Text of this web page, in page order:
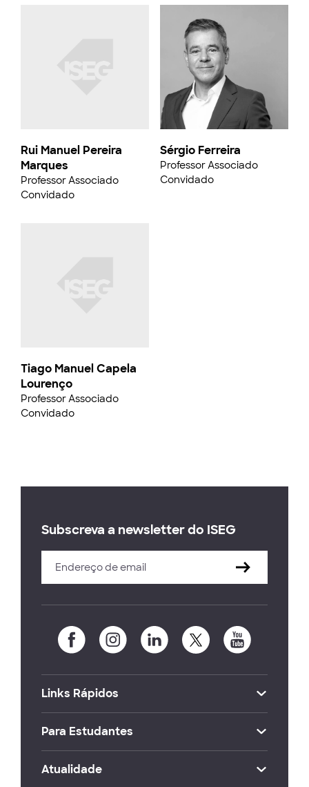
Rui Manuel Pereira
Marques
Professor Associado
Convidado
Tiago Manuel Capela
Lourenço
Professor Associado
Convidado
Sérgio Ferreira
Professor Associado
Convidado
Subscreva a newsletter do ISEG
Links Rápidos
Para Estudantes
Atualidade